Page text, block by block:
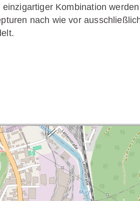
Kombination
nach wie vor